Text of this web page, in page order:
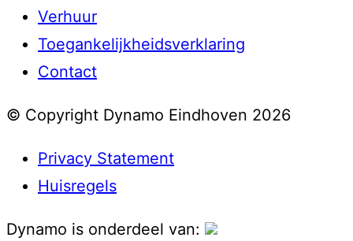
Verhuur
Toegankelijkheidsverklaring
Contact
© Copyright Dynamo Eindhoven 2026
Privacy Statement
Huisregels
Dynamo is onderdeel van: